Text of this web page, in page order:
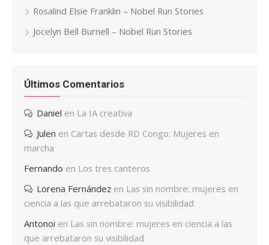
Rosalind Elsie Franklin – Nobel Run Stories
Jocelyn Bell Burnell – Nobel Run Stories
Últimos Comentarios
Daniel en La IA creativa
Julen en Cartas desde RD Congo: Mujeres en
marcha
Fernando en Los tres canteros
Lorena Fernández en Las sin nombre: mujeres en
ciencia a las que arrebataron su visibilidad
Antonoi en Las sin nombre: mujeres en ciencia a las
que arrebataron su visibilidad